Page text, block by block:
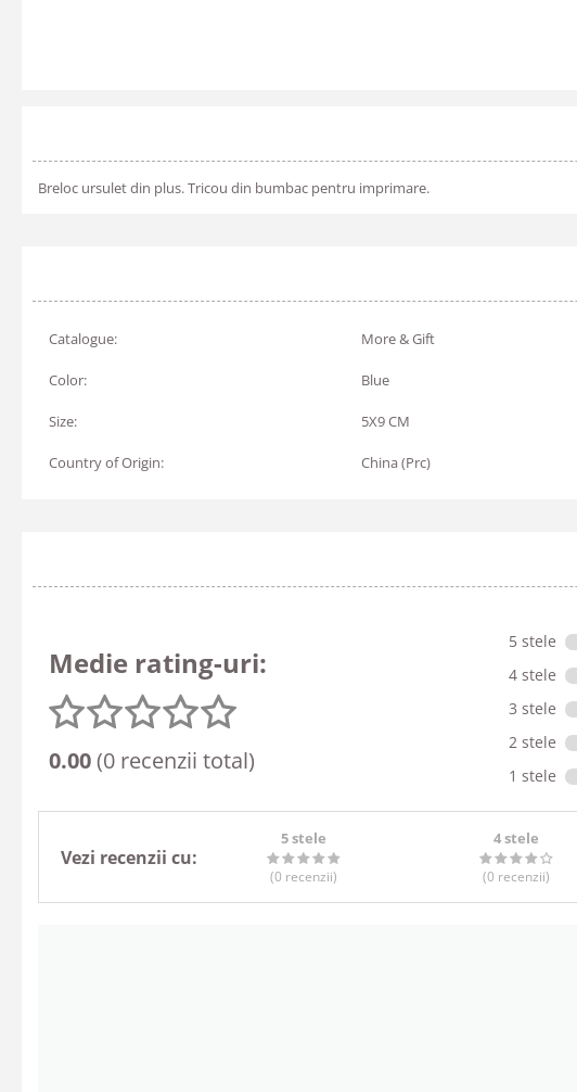
Breloc ursulet din plus. Tricou din bumbac pentru imprimare.
Catalogue: More & Gift
Color: Blue
Size: 5X9 CM
Country of Origin: China (Prc)
Medie rating-uri:
0.00(0 recenzii total)
5 stele
4 stele
3 stele
2 stele
1 stele
Vezi recenzii cu:
5 stele
(0 recenzii)
4 stele
(0 recenzii)